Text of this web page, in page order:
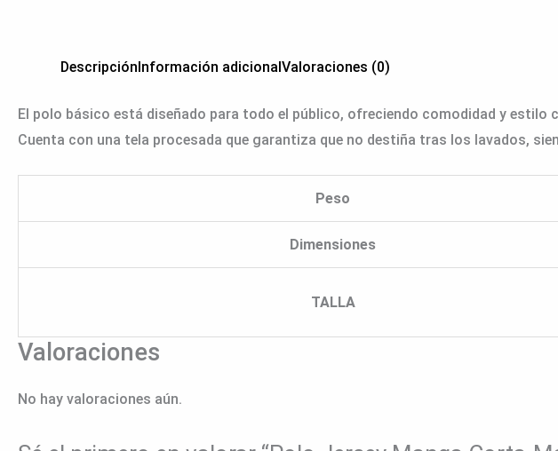
DescripciónInformación adicionalValoraciones (0)
El polo básico está diseñado para todo el público, ofreciendo comodidad y
Cuenta con una tela procesada que garantiza que no destiña tras los lavados,
Peso
Dimensiones
TALLA
Valoraciones
No hay valoraciones aún.